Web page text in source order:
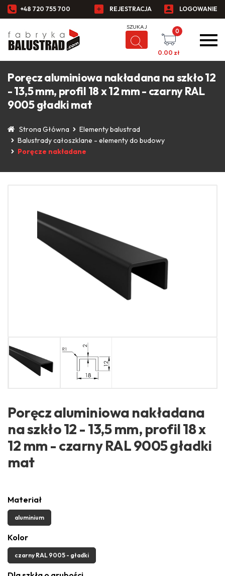
+48 720 755 700 REJESTRACJA LOGOWANIE
0
0.00 zł
Poręcz aluminiowa nakładana na szkło 12
- 13,5 mm, profil 18 x 12 mm - czarny RAL
9005 gładki mat
Strona Główna
Elementy balustrad
Balustrady całoszklane - elementy do budowy
Poręcze nakładane
Poręcz aluminiowa nakładana
na szkło 12 - 13,5 mm, profil 18 x
12 mm - czarny RAL 9005 gładki
mat
Materiał
aluminium
Kolor
czarny RAL 9005 - gładki